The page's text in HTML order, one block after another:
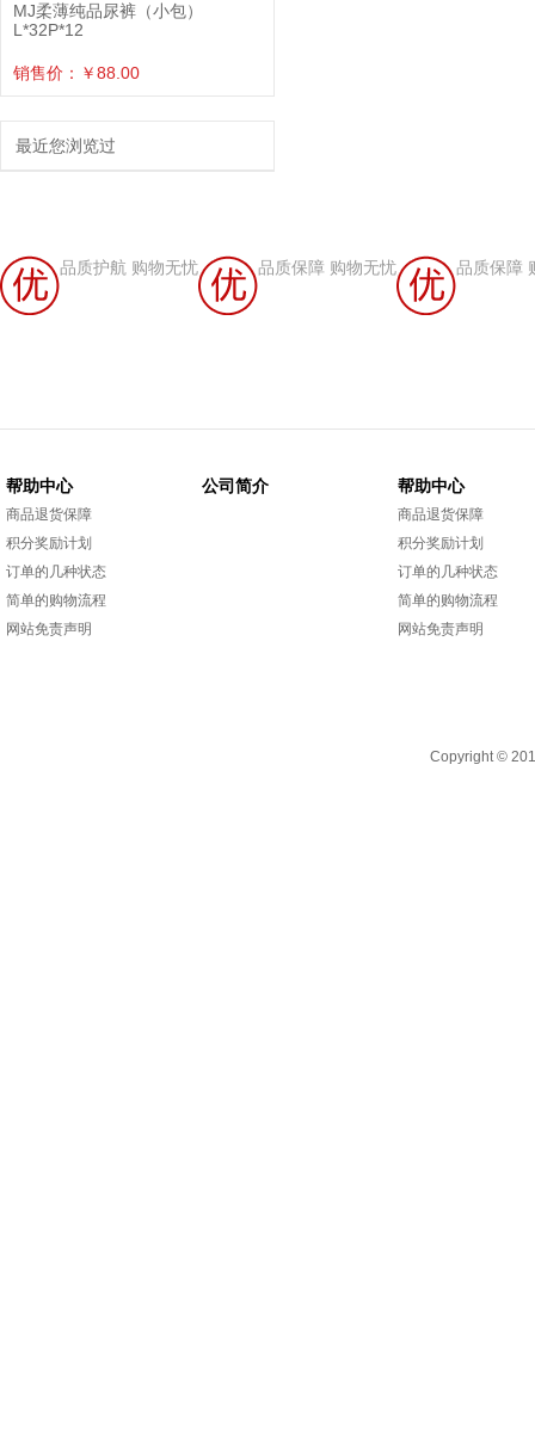
MJ柔薄纯品尿裤（小包）
L*32P*12
销售价：￥88.00
最近您浏览过
品质护航 购物无忧 品质保障 购物无忧 品质保障
帮助中心
商品退货保障
积分奖励计划
订单的几种状态
简单的购物流程
网站免责声明
公司简介 帮助中心
商品退货保障
积分奖励计划
订单的几种状态
简单的购物流程
网站免责声明
Copyright ©